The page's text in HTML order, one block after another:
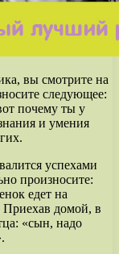
вы смотрите на
следующее:
почему ты у
и умения
успехами
произносите:
едет на
Приехав домой, в
«сын, надо